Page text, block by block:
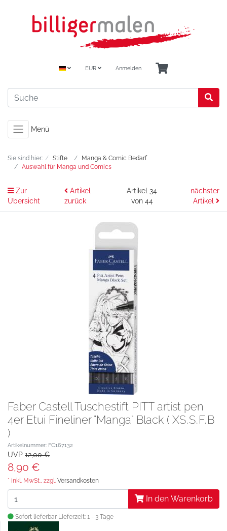
EUR Anmelden
Menü
Sie sind hier: Stifte
Manga & Comic Bedarf
Auswahl für Manga und Comics
Zur
Übersicht
Artikel
zurück
Artikel 34
von 44
nächster
Artikel
Faber Castell Tuschestift PITT artist pen
4er Etui Fineliner "Manga" Black ( XS,S,F,B
)
Artikelnummer: FC167132
UVP 12,00 €
8,90 €
* inkl. MwSt., zzgl. Versandkosten
In den Warenkorb
Sofort lieferbar Lieferzeit: 1 - 3 Tage